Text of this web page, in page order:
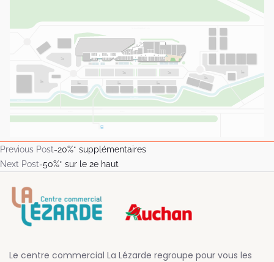
Previous Post-20%* supplémentaires
Next Post-50%* sur le 2e haut
Le centre commercial La Lézarde regroupe pour vous les